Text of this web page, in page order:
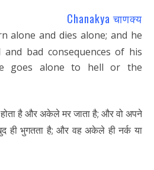
Chanakya चाणक्य
alone and dies alone; and he
bad consequences of his
goes alone to hell or the
है और अकेले मर जाता है; और वो अपने
ही भुगतता है; और वह अकेले ही नर्क या